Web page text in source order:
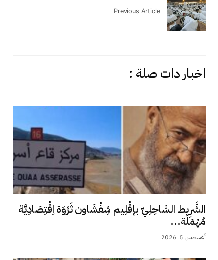
Previous Article
اخبار دات صلة :
الشَّرِيط السَّاحِلِيّ بإقْلِيم شِفْشَاون ثَرْوَة اِقْتِصَادِيَّة
مُهْمَلَة...
أغسطس 5, 2026